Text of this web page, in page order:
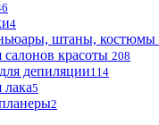
4
штаны, костюмы
салонов красоты 208
депиляции114
лака5
2